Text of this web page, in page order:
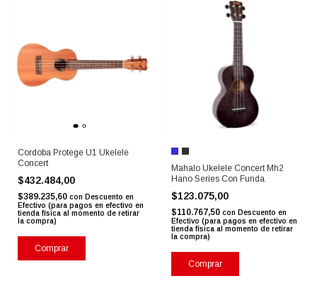
Cordoba Protege U1 Ukelele
Concert
$432.484,00
$389.235,60 con Descuento en
Efectivo (para pagos en efectivo en
tienda física al momento de retirar
la compra)
Comprar
Mahalo Ukelele Concert Mh2
Hano Series Con Funda
$123.075,00
$110.767,50 con Descuento en
Efectivo (para pagos en efectivo en
tienda física al momento de retirar
la compra)
Comprar